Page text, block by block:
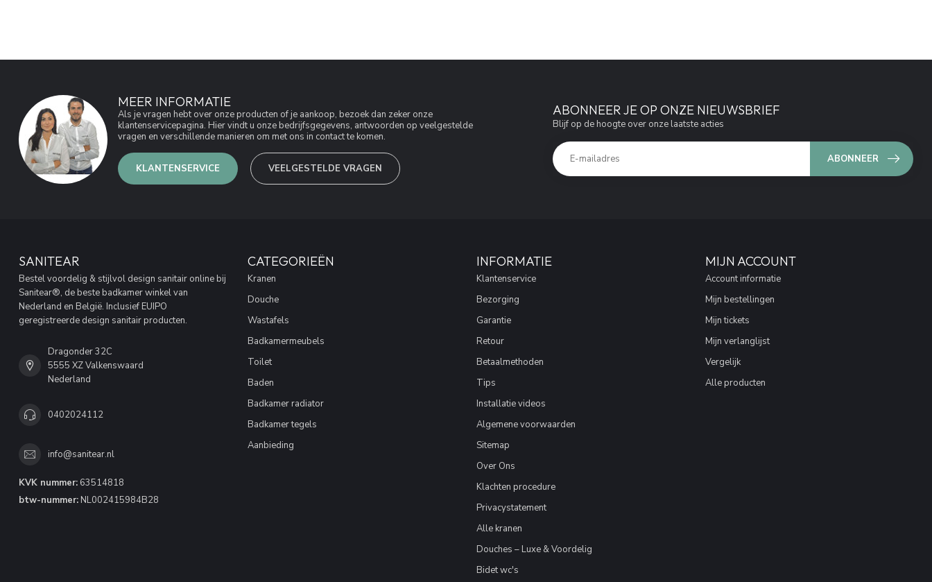
MEER INFORMATIE
Als je vragen hebt over onze producten of je aankoop, bezoek dan zeker onze
klantenservicepagina. Hier vindt u onze bedrijfsgegevens, antwoorden op veelgestelde
vragen en verschillende manieren om met ons in contact te komen.
KLANTENSERVICE VEELGESTELDE VRAGEN
ABONNEER JE OP ONZE NIEUWSBRIEF
Blijf op de hoogte over onze laatste acties
ABONNEER
SANITEAR
Bestel voordelig & stijlvol design sanitair online bij
Sanitear®, de beste badkamer winkel van
Nederland en België. Inclusief EUIPO
geregistreerde design sanitair producten.
Dragonder 32C
5555 XZ Valkenswaard
Nederland
0402024112
info@sanitear.nl
KVK nummer: 63514818
btw-nummer: NL002415984B28
CATEGORIEËN
Kranen
Douche
Wastafels
Badkamermeubels
Toilet
Baden
Badkamer radiator
Badkamer tegels
Aanbieding
INFORMATIE
Klantenservice
Bezorging
Garantie
Retour
Betaalmethoden
Tips
Installatie videos
Algemene voorwaarden
Sitemap
Over Ons
Klachten procedure
Privacystatement
Alle kranen
Douches – Luxe & Voordelig
Bidet wc's
MIJN ACCOUNT
Account informatie
Mijn bestellingen
Mijn tickets
Mijn verlanglijst
Vergelijk
Alle producten